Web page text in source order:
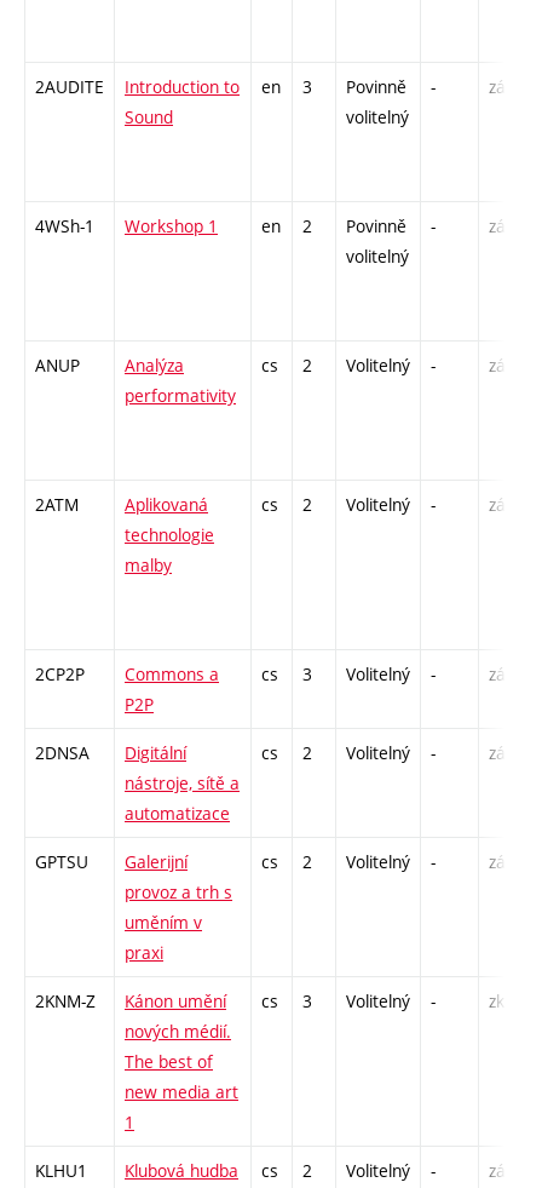
2AUDITE
Introduction to
Sound
en 3
Povinně
volitelný
- zá
4WSh-1 Workshop 1 en 2
Povinně
volitelný
- zá
ANUP
Analýza
performativity
cs 2 Volitelný - zá
2ATM
Aplikovaná
technologie
malby
cs 2 Volitelný - zá
2CP2P
Commons a
P2P
cs 3 Volitelný - zá
2DNSA
Digitální
nástroje, sítě a
automatizace
cs 2 Volitelný - zá
GPTSU
Galerijní
provoz a trh s
uměním v
praxi
cs 2 Volitelný - zá
2KNM-Z
Kánon umění
nových médií.
The best of
new media art
1
cs 3 Volitelný - zk
KLHU1
Klubová hudba
cs 2 Volitelný - zá